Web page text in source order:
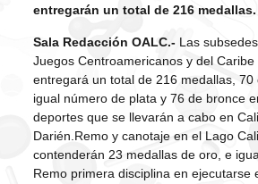
entregarán un total de 216 medallas.
Sala Redacción OALC.- Las
Juegos Centroamericanos y del
entregará un total de 216 medallas, 70
igual número de plata y 76 de bronce
deportes que se llevarán a cabo en
Darién.Remo y canotaje en el Lago
contenderán 23 medallas de oro, e
Remo primera disciplina en ejecutarse